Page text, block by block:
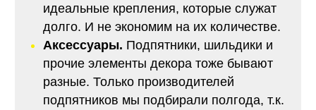
идеальные крепления, которые служат
долго. И не экономим на их количестве.
Аксессуары. Подпятники, шильдики и
прочие элементы декора тоже бывают
разные. Только производителей
подпятников мы подбирали полгода, т.к.